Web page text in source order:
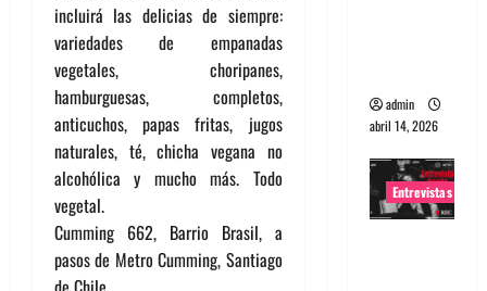
incluirá las delicias de siempre:
variedades de empanadas
vegetales, choripanes,
hamburguesas, completos,
anticuchos, papas fritas, jugos
naturales, té, chicha vegana no
alcohólica y mucho más. Todo
vegetal.
Cumming 662, Barrio Brasil, a
pasos de Metro Cumming, Santiago
admin
abril 14, 2026
Entrevistas